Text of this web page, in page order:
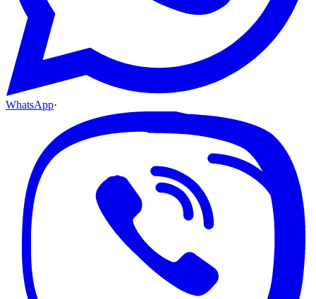
WhatsApp·